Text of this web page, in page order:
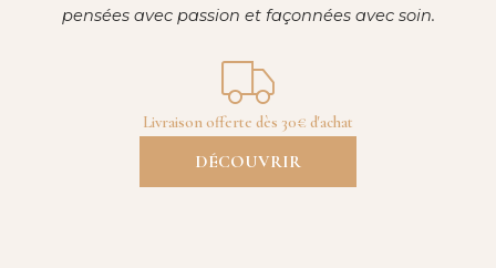
pensées avec passion et façonnées avec soin.
Livraison offerte dès 30€ d'achat
DÉCOUVRIR